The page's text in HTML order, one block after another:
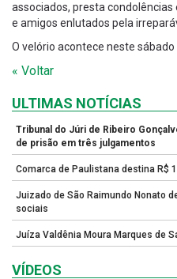
associados, presta
e amigos enlutados pela
O velório acontece neste sábado
« Voltar
ULTIMAS NOTÍCIAS
Tribunal do Júri de Ribeiro
de prisão em três julgamentos
Comarca de Paulistana destina R$
Juizado de São Raimundo Nonato
sociais
Juíza Valdênia Moura Marques de
VÍDEOS